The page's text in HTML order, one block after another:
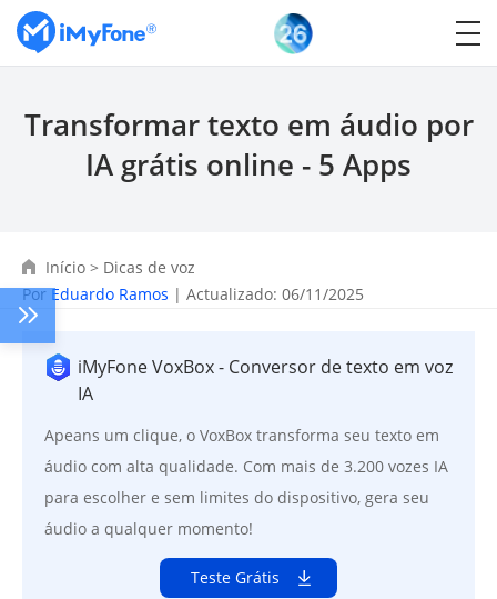
Transformar texto em áudio por
IA grátis online - 5 Apps
Início > Dicas de voz
PorEduardo Ramos | Actualizado: 06/11/2025
iMyFone VoxBox - Conversor de texto em voz
IA
Apeans um clique, o VoxBox transforma seu texto em
áudio com alta qualidade. Com mais de 3.200 vozes IA
para escolher e sem limites do dispositivo, gera seu
áudio a qualquer momento!
Teste Grátis